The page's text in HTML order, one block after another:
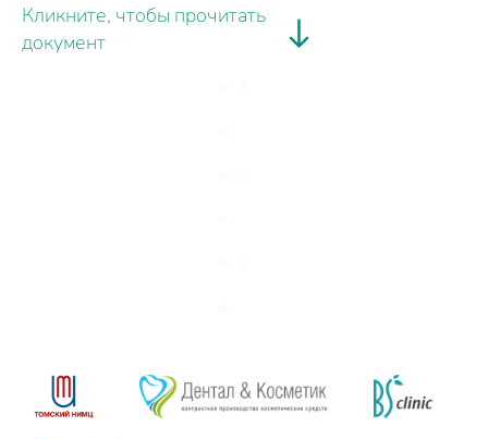
Кликните, чтобы прочитать
документ